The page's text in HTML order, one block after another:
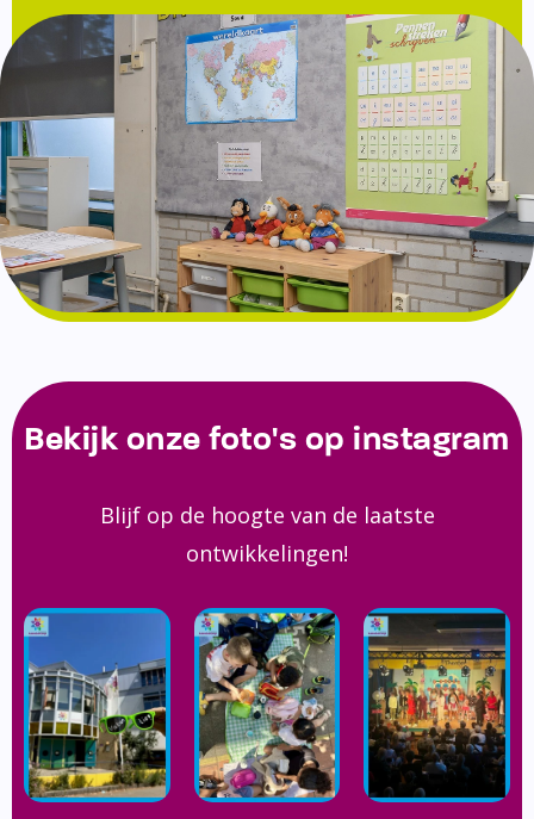
Bekijk onze foto's op instagram
Blijf op de hoogte van de laatste
ontwikkelingen!